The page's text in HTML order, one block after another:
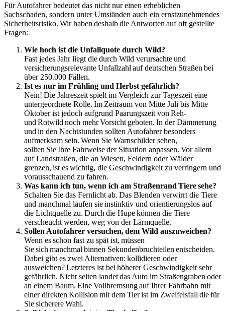
Für Autofahrer bedeutet das nicht nur einen erheblichen
Sachschaden, sondern unter Umständen auch ein ernstzunehmendes
Sicherheitsrisiko. Wir haben deshalb die Antworten auf oft gestellte
Fragen:
Wie hoch ist die Unfallquote durch Wild?
Fast jedes Jahr liegt die durch Wild verursachte und
versicherungsrelevante Unfallzahl auf deutschen Straßen bei
über 250.000 Fällen.
Ist es nur im Frühling und Herbst gefährlich?
Nein! Die Jahreszeit spielt im Vergleich zur Tageszeit eine
untergeordnete Rolle. Im Zeitraum von Mitte Juli bis Mitte
Oktober ist jedoch aufgrund Paarungszeit von Reh-
und Rotwild noch mehr Vorsicht geboten. In der Dämmerung
und in den Nachtstunden sollten Autofahrer besonders
aufmerksam sein. Wenn Sie Warnschilder sehen,
sollten Sie Ihre Fahrweise der Situation anpassen. Vor allem
auf Landstraßen, die an Wiesen, Feldern oder Wälder
grenzen, ist es wichtig, die Geschwindigkeit zu verringern und
vorausschauend zu fahren.
Was kann ich tun, wenn ich am Straßenrand Tiere sehe?
Schalten Sie das Fernlicht ab. Das Blenden verwirrt die Tiere
und manchmal laufen sie instinktiv und orientierungslos auf
die Lichtquelle zu. Durch die Hupe können die Tiere
verscheucht werden, weg von der Lärmquelle.
Sollen Autofahrer versuchen, dem Wild auszuweichen?
Wenn es schon fast zu spät ist, müssen
Sie sich manchmal binnen Sekundenbruchteilen entscheiden.
Dabei gibt es zwei Alternativen: kollidieren oder
ausweichen? Letzteres ist bei höherer Geschwindigkeit sehr
gefährlich. Nicht selten landet das Auto im Straßengraben oder
an einem Baum. Eine Vollbremsung auf Ihrer Fahrbahn mit
einer direkten Kollision mit dem Tier ist im Zweifelsfall die für
Sie sicherere Wahl.